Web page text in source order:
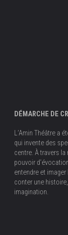
DÉMARCHE DE
L’Amin Théâtre a
qui invente des
centre. À travers
pouvoir
entendre et
conter une
imagination.